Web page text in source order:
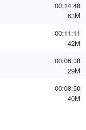
00:14:48
63M
00:11:11
42M
00:06:38
29M
00:08:50
40M